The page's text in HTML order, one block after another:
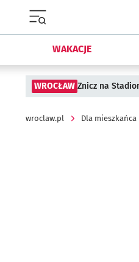
WAKACJE
WROCŁAW Znicz na
wroclaw.pl Dla mieszkańca